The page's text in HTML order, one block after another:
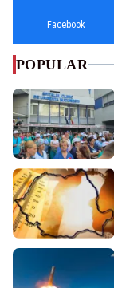
Facebook
POPULAR